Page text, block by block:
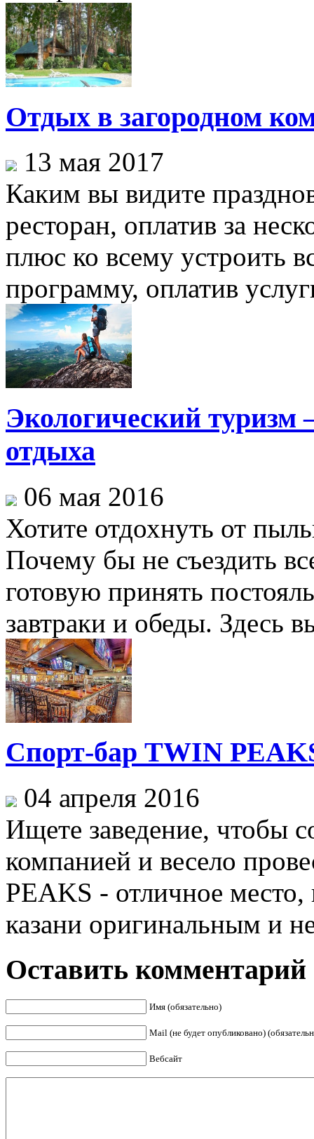
Отдых в загородном
13 мая 2017
Каким вы видите
ресторан, оплатив за
плюс ко всему устроить
программу, оплатив
Экологический туризм
отдыха
06 мая 2016
Хотите отдохнуть от
Почему бы не съездить
готовую принять
завтраки и обеды. Здесь
Спорт-бар TWIN
04 апреля 2016
Ищете заведение, чтобы
компанией и весело
PEAKS - отличное место,
казани оригинальным и
Оставить комментарий
Имя (обязательно)
Mail (не будет опубликовано)
Вебсайт